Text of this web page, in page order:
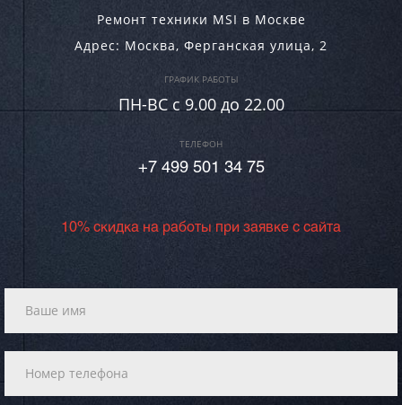
Ремонт техники MSI в Москве
Адрес: Москва, Ферганская улица, 2
ГРАФИК РАБОТЫ
ПН-ВC c 9.00 до 22.00
ТЕЛЕФОН
+7 499 501 34 75
10% скидка на работы при заявке с сайта